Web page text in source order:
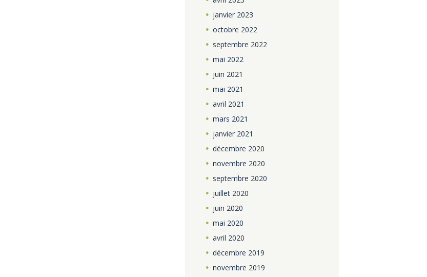
janvier 2023
octobre 2022
septembre 2022
mai 2022
juin 2021
mai 2021
avril 2021
mars 2021
janvier 2021
décembre 2020
novembre 2020
septembre 2020
juillet 2020
juin 2020
mai 2020
avril 2020
décembre 2019
novembre 2019